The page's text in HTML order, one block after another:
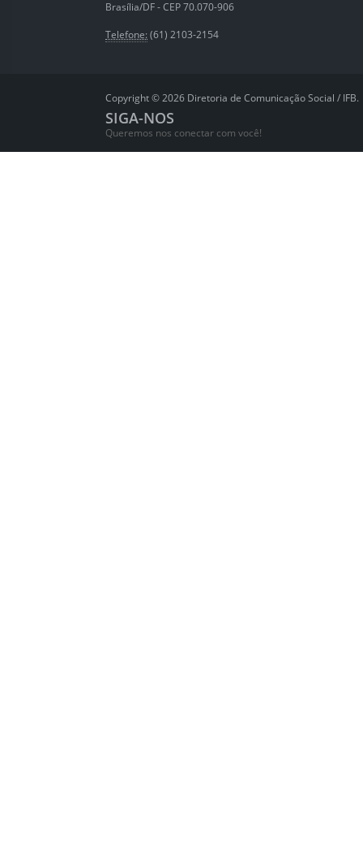
Brasília/DF - CEP 70.070-906
Telefone: (61) 2103-2154
Copyright © 2026 Diretoria de Comunicação Social / IFB.
SIGA-NOS
Queremos nos conectar com você!